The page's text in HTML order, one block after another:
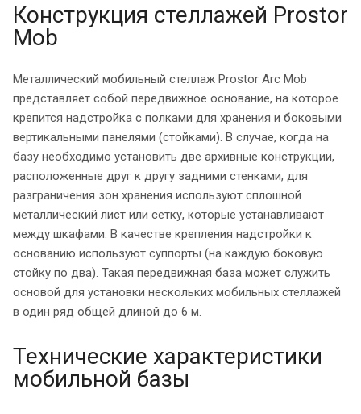
Конструкция стеллажей Prostor
Mob
Металлический мобильный стеллаж Prostor Arc Mob
представляет собой передвижное основание, на которое
крепится надстройка с полками для хранения и боковыми
вертикальными панелями (стойками). В случае, когда на
базу необходимо установить две архивные конструкции,
расположенные друг к другу задними стенками, для
разграничения зон хранения используют сплошной
металлический лист или сетку, которые устанавливают
между шкафами. В качестве крепления надстройки к
основанию используют суппорты (на каждую боковую
стойку по два). Такая передвижная база может служить
основой для установки нескольких мобильных стеллажей
в один ряд общей длиной до 6 м.
Технические характеристики
мобильной базы